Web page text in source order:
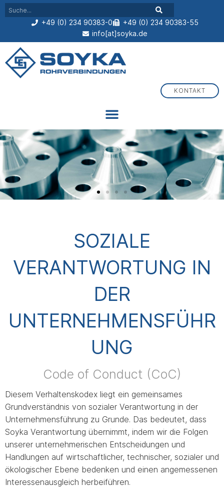
+49 (0) 234 90383-0
+49 (0) 234 90383-55
info[at]soyka.de
KONTAKT
SOZIALE
VERANTWORTUNG IN
DER
UNTERNEHMENSFÜHR
UNG
Code of Conduct (CoC)
Diesem Verhaltenskodex liegt ein gemeinsames
Grundverständnis von sozialer Verantwortung in der
Unternehmensführung zu Grunde. Das bedeutet, dass
Soyka Verantwortung übernimmt, indem wir die Folgen
unserer unternehmerischen Entscheidungen und
Handlungen auf wirtschaftlicher, technischer, sozialer und
ökologischer Ebene bedenken und einen angemessenen
Interessenausgleich herbeiführen.